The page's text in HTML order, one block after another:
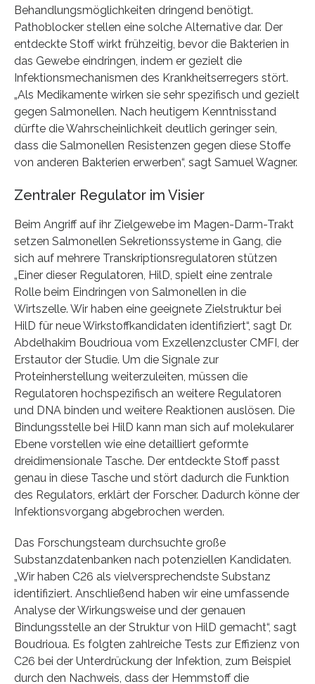
Behandlungsmöglichkeiten dringend benötigt.
Pathoblocker stellen eine solche Alternative dar. Der
entdeckte Stoff wirkt frühzeitig, bevor die Bakterien in
das Gewebe eindringen, indem er gezielt die
Infektionsmechanismen des Krankheitserregers stört.
„Als Medikamente wirken sie sehr spezifisch und gezielt
gegen Salmonellen. Nach heutigem Kenntnisstand
dürfte die Wahrscheinlichkeit deutlich geringer sein,
dass die Salmonellen Resistenzen gegen diese Stoffe
von anderen Bakterien erwerben“, sagt Samuel Wagner.
Zentraler Regulator im Visier
Beim Angriff auf ihr Zielgewebe im Magen-Darm-Trakt
setzen Salmonellen Sekretionssysteme in Gang, die
sich auf mehrere Transkriptionsregulatoren stützen
„Einer dieser Regulatoren, HilD, spielt eine zentrale
Rolle beim Eindringen von Salmonellen in die
Wirtszelle. Wir haben eine geeignete Zielstruktur bei
HilD für neue Wirkstoffkandidaten identifiziert“, sagt Dr.
Abdelhakim Boudrioua vom Exzellenzcluster CMFI, der
Erstautor der Studie. Um die Signale zur
Proteinherstellung weiterzuleiten, müssen die
Regulatoren hochspezifisch an weitere Regulatoren
und DNA binden und weitere Reaktionen auslösen. Die
Bindungsstelle bei HilD kann man sich auf molekularer
Ebene vorstellen wie eine detailliert geformte
dreidimensionale Tasche. Der entdeckte Stoff passt
genau in diese Tasche und stört dadurch die Funktion
des Regulators, erklärt der Forscher. Dadurch könne der
Infektionsvorgang abgebrochen werden.
Das Forschungsteam durchsuchte große
Substanzdatenbanken nach potenziellen Kandidaten.
„Wir haben C26 als vielversprechendste Substanz
identifiziert. Anschließend haben wir eine umfassende
Analyse der Wirkungsweise und der genauen
Bindungsstelle an der Struktur von HilD gemacht“, sagt
Boudrioua. Es folgten zahlreiche Tests zur Effizienz von
C26 bei der Unterdrückung der Infektion, zum Beispiel
durch den Nachweis, dass der Hemmstoff die